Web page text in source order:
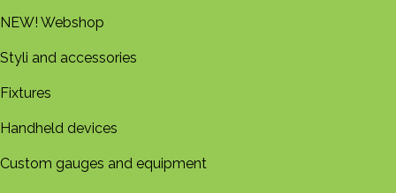
NEW! Webshop
Styli and accessories
Fixtures
Handheld devices
Custom gauges and equipment